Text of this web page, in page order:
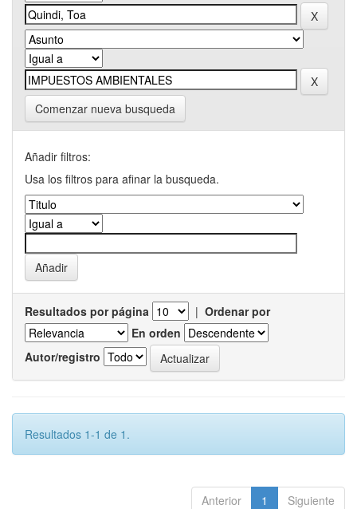
Comenzar nueva busqueda
Añadir filtros:
Usa los filtros para afinar la busqueda.
Resultados por página | Ordenar por
En orden
Autor/registro
Resultados 1-1 de 1.
Anterior 1 Siguiente